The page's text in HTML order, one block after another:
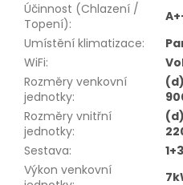
Účinnost (Chlazení /
Topení):
Umístění klimatizace:
WiFi:
Rozměry venkovní
jednotky:
Rozměry vnitřní
jednotky:
Sestava:
1+3
Výkon venkovní